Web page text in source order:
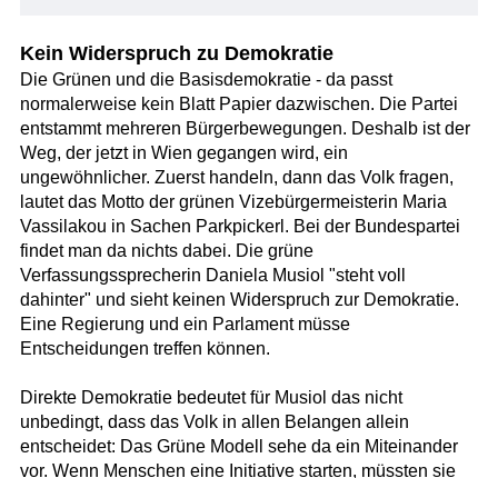
Kein Widerspruch zu Demokratie
Die Grünen und die Basisdemokratie - da passt
normalerweise kein Blatt Papier dazwischen. Die Partei
entstammt mehreren Bürgerbewegungen. Deshalb ist der
Weg, der jetzt in Wien gegangen wird, ein
ungewöhnlicher. Zuerst handeln, dann das Volk fragen,
lautet das Motto der grünen Vizebürgermeisterin Maria
Vassilakou in Sachen Parkpickerl. Bei der Bundespartei
findet man da nichts dabei. Die grüne
Verfassungssprecherin Daniela Musiol "steht voll
dahinter" und sieht keinen Widerspruch zur Demokratie.
Eine Regierung und ein Parlament müsse
Entscheidungen treffen können.
Direkte Demokratie bedeutet für Musiol das nicht
unbedingt, dass das Volk in allen Belangen allein
entscheidet: Das Grüne Modell sehe da ein Miteinander
vor. Wenn Menschen eine Initiative starten, müssten sie